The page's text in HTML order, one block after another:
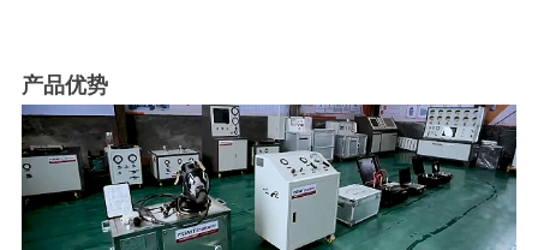
产品优势